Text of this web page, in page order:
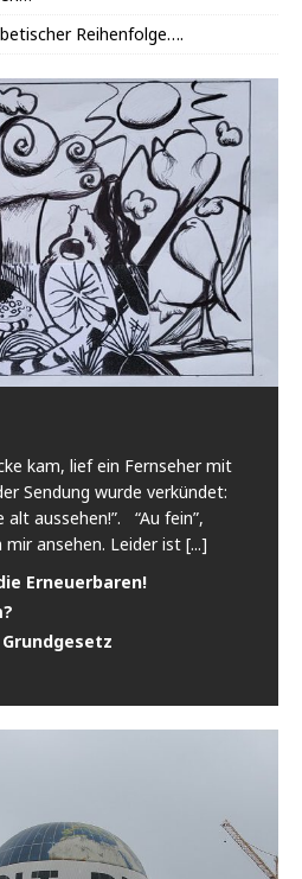
Reihenfolge….
kam, lief ein Fernseher mit
Sendung wurde verkündet:
alt aussehen!”. “Au fein”,
ansehen. Leider ist [...]
Erneuerbaren!